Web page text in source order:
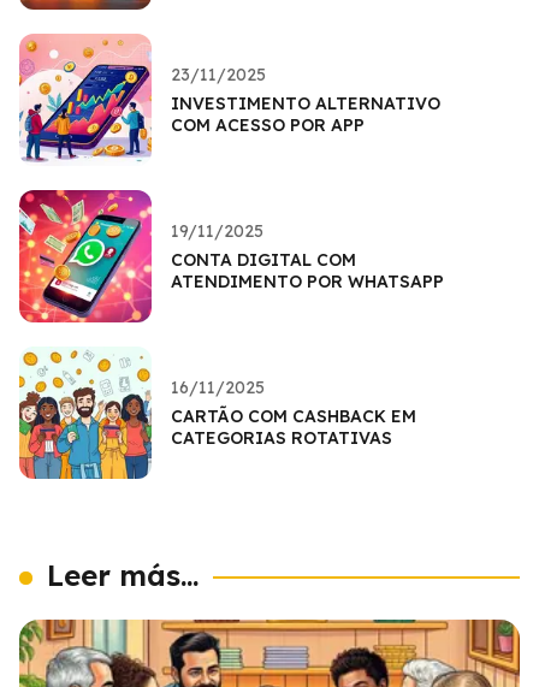
23/11/2025
INVESTIMENTO ALTERNATIVO
COM ACESSO POR APP
19/11/2025
CONTA DIGITAL COM
ATENDIMENTO POR WHATSAPP
16/11/2025
CARTÃO COM CASHBACK EM
CATEGORIAS ROTATIVAS
Leer más...